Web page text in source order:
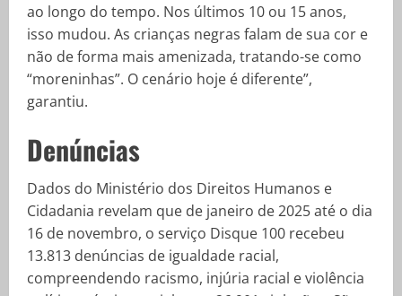
ao longo do tempo. Nos últimos 10 ou 15 anos,
isso mudou. As crianças negras falam de sua cor e
não de forma mais amenizada, tratando-se como
“moreninhas”. O cenário hoje é diferente”,
garantiu.
Denúncias
Dados do Ministério dos Direitos Humanos e
Cidadania revelam que de janeiro de 2025 até o dia
16 de novembro, o serviço Disque 100 recebeu
13.813 denúncias de igualdade racial,
compreendendo racismo, injúria racial e violência